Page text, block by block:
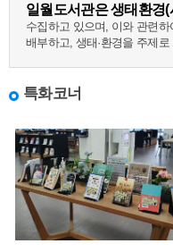
일월도서관은 생태환경(
수집하고 있으며, 이와 관련
배부하고, 생태·환경을 주제
특화코너